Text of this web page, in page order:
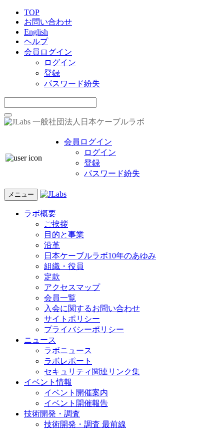
TOP
お問い合わせ
English
ヘルプ
会員ログイン
ログイン
登録
パスワード紛失
一般社団法人日本ケーブルラボ
会員ログイン
ログイン
登録
パスワード紛失
メニュー
ラボ概要
ご挨拶
目的と事業
沿革
日本ケーブルラボ10年のあゆみ
組織・役員
定款
アクセスマップ
会員一覧
入会に関するお問い合わせ
サイトポリシー
プライバシーポリシー
ニュース
ラボニュース
ラボレポート
セキュリティ関連リンク集
イベント情報
イベント開催案内
イベント開催報告
技術開発・調査
技術開発・調査 最前線